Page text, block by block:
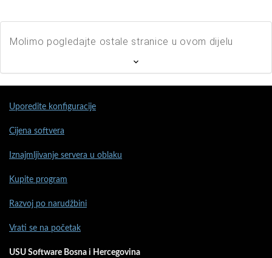
Molimo pogledajte ostale stranice u ovom dijelu
Uporedite konfiguracije
Cijena softvera
Iznajmljivanje servera u oblaku
Kupite program
Razvoj po narudžbini
Vrati se na početak
USU Software Bosna i Hercegovina